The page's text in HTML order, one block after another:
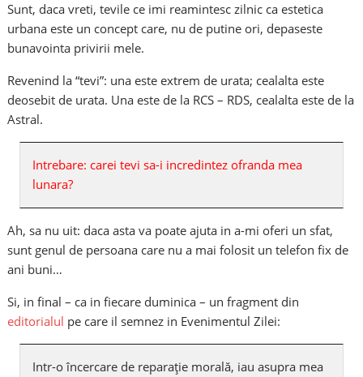
Sunt, daca vreti, tevile ce imi reamintesc zilnic ca estetica
urbana este un concept care, nu de putine ori, depaseste
bunavointa privirii mele.
Revenind la “tevi”: una este extrem de urata; cealalta este
deosebit de urata. Una este de la RCS – RDS, cealalta este de la
Astral.
Intrebare: carei tevi sa-i incredintez ofranda mea
lunara?
Ah, sa nu uit: daca asta va poate ajuta in a-mi oferi un sfat,
sunt genul de persoana care nu a mai folosit un telefon fix de
ani buni…
Si, in final – ca in fiecare duminica – un fragment din
editorialul pe care il semnez in Evenimentul Zilei:
Intr-o încercare de reparaţie morală, iau asupra mea